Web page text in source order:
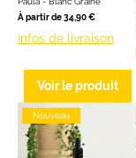
À partir de34,90 €
Prix promotionnel
Infos de livraison
Voir le produit
Nouveau